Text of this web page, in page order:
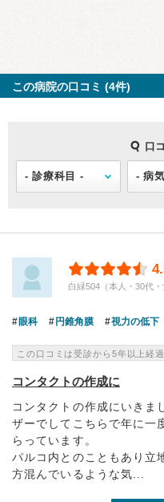
この病院の口コミ (4件)
口
白緑504（本人・30代
眼科 円錐角膜 視力の低下
この口コミは受診から5年以上経
コンタクトの作成に
コンタクトの作成にいきま
ザーでしてこちらで年に一
らっています。
パルコ内とのこともあり立
方混んでいるような気...